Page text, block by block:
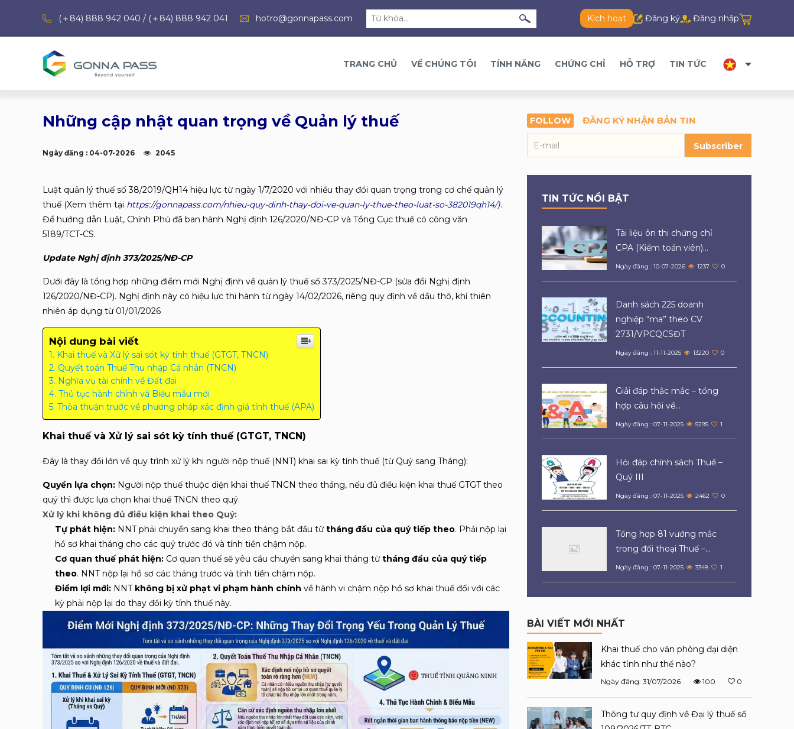
(＋84) 888 942 040 / (＋84) 888 942 041 hotro@gonnapass.com Kích hoạt Đăng ký Đăng nhập
TRANG CHỦ VỀ CHÚNG TÔI TÍNH NĂNG CHỨNG CHỈ HỖ TRỢ TIN TỨC
Những cập nhật quan trọng về Quản lý thuế
Ngày đăng : 04-07-2026 2045
Luật quản lý thuế số 38/2019/QH14 hiệu lực từ ngày 1/7/2020 với nhiều thay đổi quan trọng trong cơ chế quản lý
thuế (Xem thêm tại https://gonnapass.com/nhieu-quy-dinh-thay-doi-ve-quan-ly-thue-theo-luat-so-382019qh14/).
Để hướng dẫn Luật, Chính Phủ đã ban hành Nghị định 126/2020/NĐ-CP và Tổng Cục thuế có công văn
5189/TCT-CS.
Update Nghị định 373/2025/NĐ-CP
Dưới đây là tổng hợp những điểm mới Nghị định về quản lý thuế số 373/2025/NĐ-CP (sửa đổi Nghị định
126/2020/NĐ-CP). Nghị định này có hiệu lực thi hành từ ngày 14/02/2026, riêng quy định về dầu thô, khí thiên
nhiên áp dụng từ 01/01/2026
Nội dung bài viết
Khai thuế và Xử lý sai sót kỳ tính thuế (GTGT, TNCN)
Quyết toán Thuế Thu nhập Cá nhân (TNCN)
Nghĩa vụ tài chính về Đất đai
Thủ tục hành chính và Biểu mẫu mới
Thỏa thuận trước về phương pháp xác định giá tính thuế (APA)
Khai thuế và Xử lý sai sót kỳ tính thuế (GTGT, TNCN)
Đây là thay đổi lớn về quy trình xử lý khi người nộp thuế (NNT) khai sai kỳ tính thuế (từ Quý sang Tháng):
Quyền lựa chọn: Người nộp thuế thuộc diện khai thuế TNCN theo tháng, nếu đủ điều kiện khai thuế GTGT theo
quý thì được lựa chọn khai thuế TNCN theo quý.
Xử lý khi không đủ điều kiện khai theo Quý:
Tự phát hiện: NNT phải chuyển sang khai theo tháng bắt đầu từtháng đầu của quý tiếp theo. Phải nộp lại
hồ sơ khai tháng cho các quý trước đó và tính tiền chậm nộp.
Cơ quan thuế phát hiện: Cơ quan thuế sẽ yêu cầu chuyển sang khai tháng từtháng đầu của quý tiếp
theo. NNT nộp lại hồ sơ các tháng trước và tính tiền chậm nộp.
Điểm lợi mới: NNT không bị xử phạt vi phạm hành chính về hành vi chậm nộp hồ sơ khai thuế đối với các
kỳ phải nộp lại do thay đổi kỳ tính thuế này.
FOLLOW ĐĂNG KÝ NHẬN BẢN TIN
Subscriber
TIN TỨC NỔI BẬT
Tài liệu ôn thi chứng chỉ
CPA (Kiểm toán viên)...
Ngày đăng : 10-07-2026 1237 0
Danh sách 225 doanh
nghiệp “ma” theo CV
2731/VPCQCSĐT
Ngày đăng : 11-11-2025 13220 0
Giải đáp thắc mắc – tổng
hợp câu hỏi về...
Ngày đăng : 07-11-2025 5295 1
Hỏi đáp chính sách Thuế –
Quý III
Ngày đăng : 07-11-2025 2462 0
Tổng hợp 81 vướng mắc
trong đối thoại Thuế –...
Ngày đăng : 07-11-2025 3348 1
BÀI VIẾT MỚI NHẤT
Khai thuế cho văn phòng đại diện
khác tỉnh như thế nào?
Ngày đăng: 31/07/2026 100 0
Thông tư quy định về Đại lý thuế số